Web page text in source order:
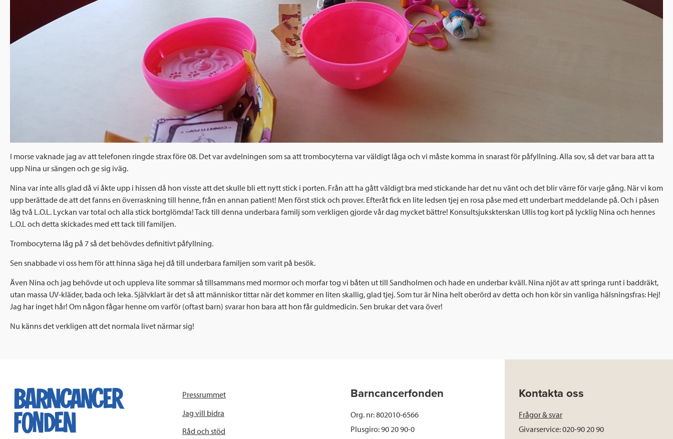
I morse vaknade jag av att telefonen ringde strax före 08. Det var avdelningen som sa att trombocyterna var väldigt låga och vi måste komma in snarast för påfyllning. Alla sov, så det var bara att ta
upp Nina ur sängen och ge sig iväg.
Nina var inte alls glad då vi åkte upp i hissen då hon visste att det skulle bli ett nytt stick i porten. Från att ha gått väldigt bra med stickande har det nu vänt och det blir värre för varje gång. När vi kom
upp berättade de att det fanns en överraskning till henne, från en annan patient! Men först stick och prover. Efteråt fick en lite ledsen tjej en rosa påse med ett underbart meddelande på. Och i påsen
låg två L.O.L. Lyckan var total och alla stick bortglömda! Tack till denna underbara familj som verkligen gjorde vår dag mycket bättre! Konsultsjukskterskan Ullis tog kort på lycklig Nina och hennes
L.O.L och detta skickades med ett tack till familjen.
Trombocyterna låg på 7 så det behövdes definitivt påfyllning.
Sen snabbade vi oss hem för att hinna säga hej då till underbara familjen som varit på besök.
Även Nina och jag behövde ut och uppleva lite sommar så tillsammans med mormor och morfar tog vi båten ut till Sandholmen och hade en underbar kväll. Nina njöt av att springa runt i baddräkt,
utan massa UV-kläder, bada och leka. Självklart är det så att människor tittar när det kommer en liten skallig, glad tjej. Som tur är Nina helt oberörd av detta och hon kör sin vanliga hälsningsfras: Hej!
Jag har inget hår! Om någon fågar henne om varför (oftast barn) svarar hon bara att hon får guldmedicin. Sen brukar det vara över!
Nu känns det verkligen att det normala livet närmar sig!
Pressrummet
Jag vill bidra
Råd och stöd
Barncancerfonden
Org. nr: 802010-6566
Plusgiro: 90 20 90-0
Kontakta oss
Frågor & svar
Givarservice: 020-90 20 90